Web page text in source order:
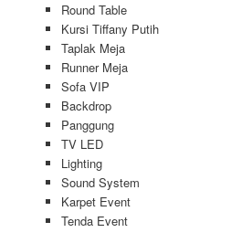
Round Table
Kursi Tiffany Putih
Taplak Meja
Runner Meja
Sofa VIP
Backdrop
Panggung
TV LED
Lighting
Sound System
Karpet Event
Tenda Event